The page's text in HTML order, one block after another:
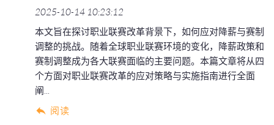
2025-10-14 10:23:12
本文旨在探讨职业联赛改革背景下，如何应对降薪与赛制
调整的挑战。随着全球职业联赛环境的变化，降薪政策和
赛制调整成为各大联赛面临的主要问题。本篇文章将从四
个方面对职业联赛改革的应对策略与实施指南进行全面
阐...
阅读